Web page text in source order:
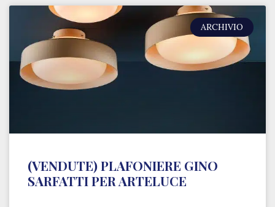
ARCHIVIO
(VENDUTE) PLAFONIERE GINO
SARFATTI PER ARTELUCE